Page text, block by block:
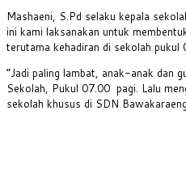
Mashaeni, S.Pd selaku kepala
ini kami laksanakan untuk
terutama kehadiran di sekolah pukul
“Jadi paling lambat, anak-anak dan
Sekolah, Pukul 07.00 pagi. Lalu
sekolah khusus di SDN